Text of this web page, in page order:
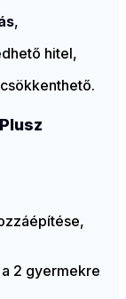
,
hitel,
2 gyermekre